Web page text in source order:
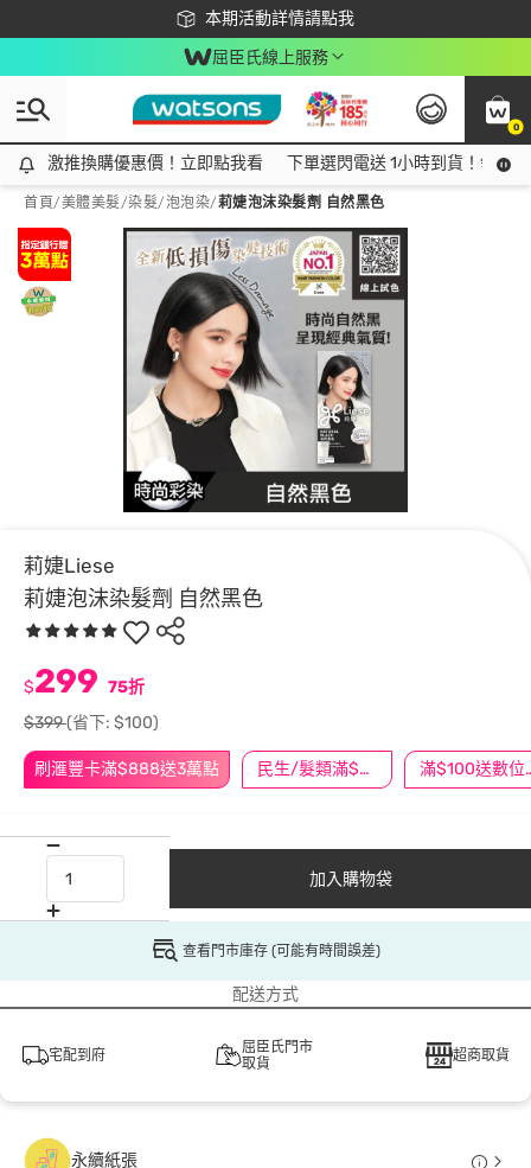
本期活動詳情請點我
下載app最高回饋$350
屈臣氏線上服務
0
激推換購優惠價！立即點我看
激推換購優惠價！立即點我看 下單選閃電送 1小時到貨！領神
首頁/美體美髮/染髮/泡泡染/莉婕泡沫染髮劑 自然黑色
莉婕Liese
莉婕泡沫染髮劑 自然黑色
刷滙豐卡滿$888送3萬點 民生/髮類滿$388送舒潔冰巾 滿
$299 75折
$399(省下: $100)
加入購物袋
查看門市庫存 (可能有時間誤差)
配送方式
宅配到府
屈臣氏門市
取貨
超商取貨
永續紙張